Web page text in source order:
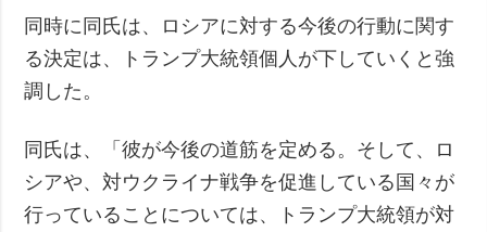
同時に同氏は、ロシアに対する今後の行動に関す
る決定は、トランプ大統領個人が下していくと強
調した。
同氏は、「彼が今後の道筋を定める。そして、ロ
シアや、対ウクライナ戦争を促進している国々が
行っていることについては、トランプ大統領が対